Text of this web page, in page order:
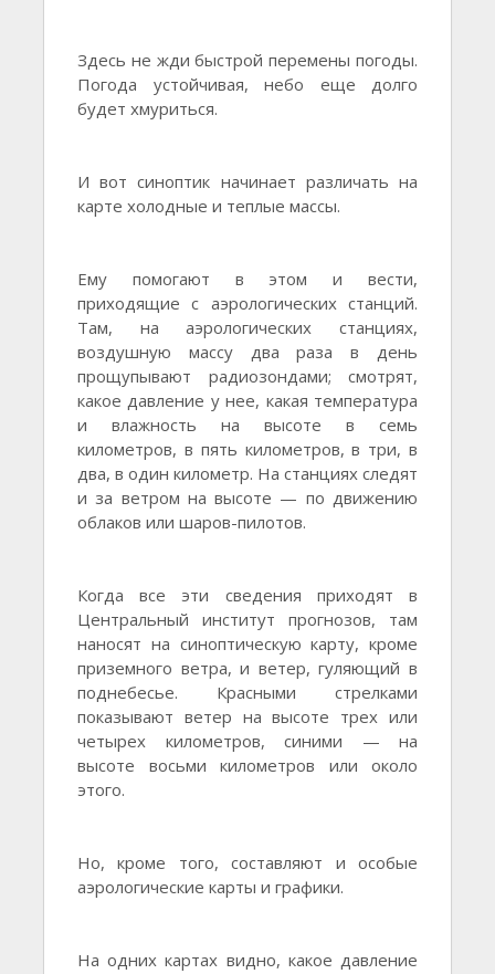
Здесь не жди быстрой перемены погоды.
Погода устойчивая, небо еще долго
будет хмуриться.
И вот синоптик начинает различать на
карте холодные и теплые массы.
Ему помогают в этом и вести,
приходящие с аэрологических станций.
Там, на аэрологических станциях,
воздушную массу два раза в день
прощупывают радиозондами; смотрят,
какое давление у нее, какая температура
и влажность на высоте в семь
километров, в пять километров, в три, в
два, в один километр. На станциях следят
и за ветром на высоте — по движению
облаков или шаров-пилотов.
Когда все эти сведения приходят в
Центральный институт прогнозов, там
наносят на синоптическую карту, кроме
приземного ветра, и ветер, гуляющий в
поднебесье. Красными стрелками
показывают ветер на высоте трех или
четырех километров, синими — на
высоте восьми километров или около
этого.
Но, кроме того, составляют и особые
аэрологические карты и графики.
На одних картах видно, какое давление